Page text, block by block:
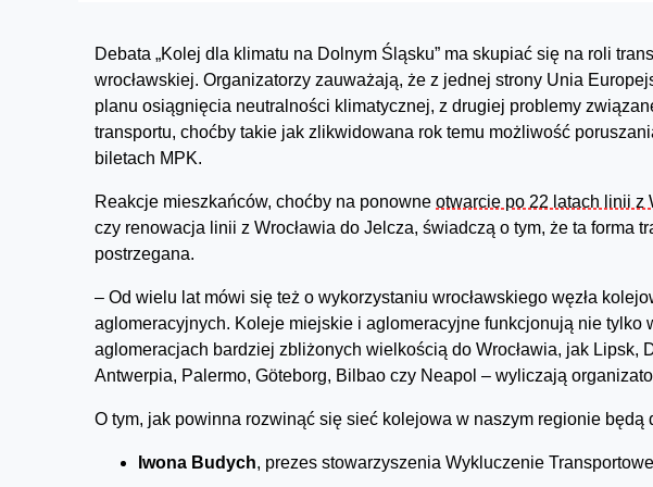
Debata „Kolej dla klimatu na Dolnym Śląsku” ma skupiać się na roli
wrocławskiej. Organizatorzy zauważają, że z jednej strony Unia
planu osiągnięcia neutralności klimatycznej, z drugiej problemy
transportu, choćby takie jak zlikwidowana rok temu możliwość
biletach MPK.
Reakcje mieszkańców, choćby na ponowne otwarcie po 22 latach linii z
czy renowacja linii z Wrocławia do Jelcza, świadczą o tym, że ta forma
postrzegana.
– Od wielu lat mówi się też o wykorzystaniu wrocławskiego węzła
aglomeracyjnych. Koleje miejskie i aglomeracyjne funkcjonują nie tylko
aglomeracjach bardziej zbliżonych wielkością do Wrocławia, jak Lipsk,
Antwerpia, Palermo, Göteborg, Bilbao czy Neapol – wyliczają
O tym, jak powinna rozwinąć się sieć kolejowa w naszym regionie będą
Iwona Budych, prezes stowarzyszenia Wykluczenie Transportowe